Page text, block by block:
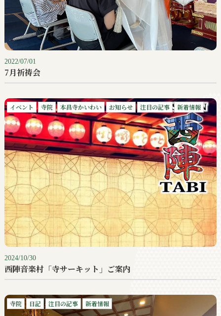
2022/07/01
7月祈祷会
イベント 寺院 本昌寺かいわい お知らせ 注目の記事 新着情報
2024/10/30
西陣音楽村「寺サーキット」ご案内
寺院 日記 注目の記事 新着情報